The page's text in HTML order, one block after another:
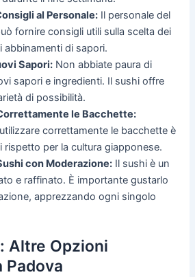
al Personale: Il personale del
fornire consigli utili sulla scelta dei
abbinamenti di sapori.
Sapori: Non abbiate paura di
sapori e ingredienti. Il sushi offre
di possibilità.
le Bacchette:
correttamente le bacchette è
rispetto per la cultura giapponese.
con Moderazione: Il sushi è un
e raffinato. È importante gustarlo
apprezzando ogni singolo
Altre Opzioni
Padova